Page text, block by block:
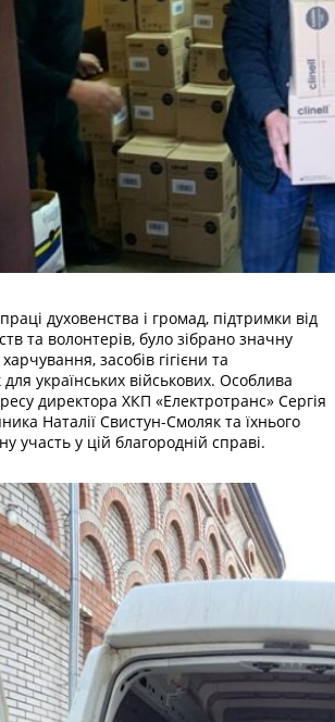
духовенства і громад, підтримки від
та волонтерів, було зібрано значну
харчування, засобів гігієни та
для українських військових. Особлива
директора ХКП «Електротранс» Сергія
Наталії Свистун-Смоляк та їхнього
участь у цій благородній справі.